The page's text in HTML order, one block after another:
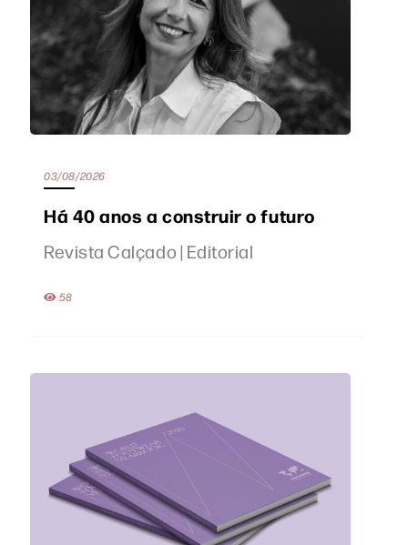
03/08/2026
Há 40 anos a construir o futuro
Revista Calçado | Editorial
58